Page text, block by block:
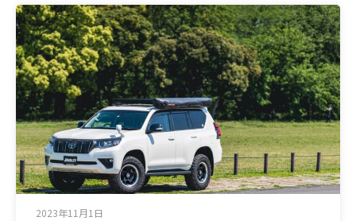
2023年11月1日